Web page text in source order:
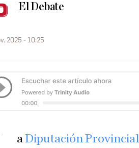
El Debate
2025 - 10:25
aDiputación